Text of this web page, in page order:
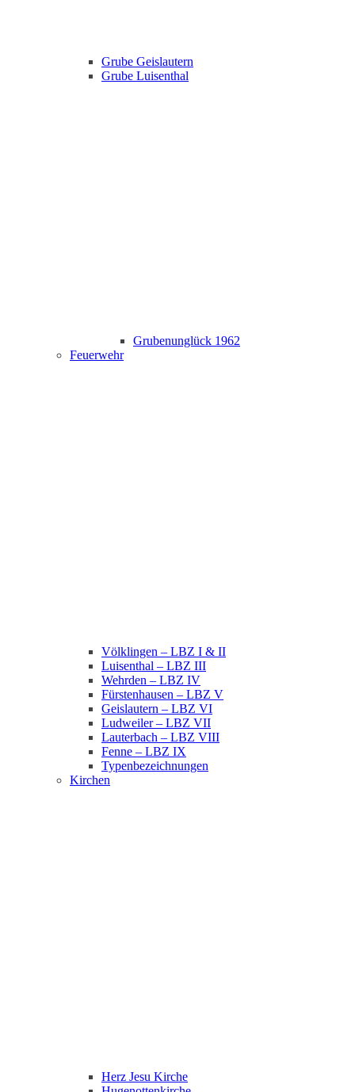
Grube Geislautern
Grube Luisenthal
Grubenunglück 1962
Feuerwehr
Völklingen – LBZ I & II
Luisenthal – LBZ III
Wehrden – LBZ IV
Fürstenhausen – LBZ V
Geislautern – LBZ VI
Ludweiler – LBZ VII
Lauterbach – LBZ VIII
Fenne – LBZ IX
Typenbezeichnungen
Kirchen
Herz Jesu Kirche